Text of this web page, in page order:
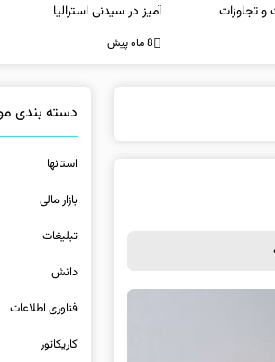
تجاوزات
و منسجم
آمیز در سیدنی استرالیا
دسته بندی
استانها
بازار مالی
تبلیغات
دانش
فناوری اطلاعات
کاریکاتور